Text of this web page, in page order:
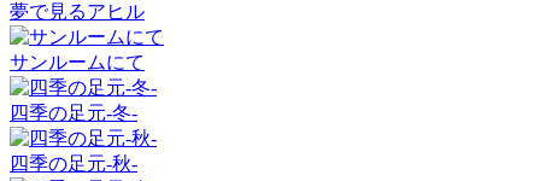
夢で見るアヒル
サンルームにて
四季の足元-冬-
四季の足元-秋-